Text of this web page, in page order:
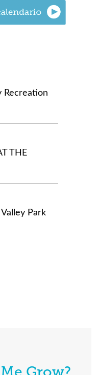
Recreation
THE
Park